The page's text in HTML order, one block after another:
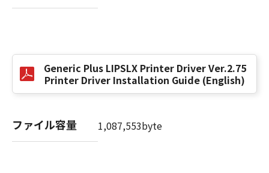
Generic Plus LIPSLX Printer Driver Ver.2.75
Printer Driver Installation Guide (English)
ファイル容量 1,087,553byte